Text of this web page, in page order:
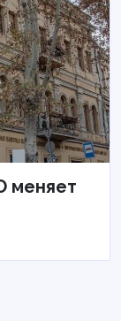
меняет